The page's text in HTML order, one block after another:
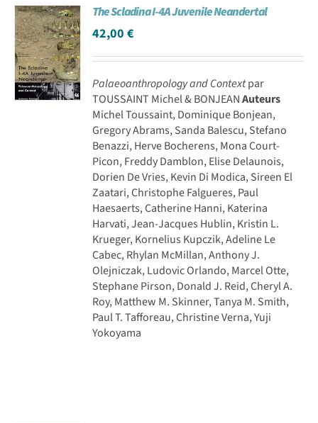
The Scladina I-4A Juvenile Neandertal
42,00€
Palaeoanthropology and Contextpar
TOUSSAINT Michel & BONJEANAuteurs
Michel Toussaint, Dominique Bonjean,
Gregory Abrams, Sanda Balescu, Stefano
Benazzi, Herve Bocherens, Mona Court-
Picon, Freddy Damblon, Elise Delaunois,
Dorien De Vries, Kevin Di Modica, Sireen El
Zaatari, Christophe Falgueres, Paul
Haesaerts, Catherine Hanni, Katerina
Harvati, Jean-Jacques Hublin, Kristin L.
Krueger, Kornelius Kupczik, Adeline Le
Cabec, Rhylan McMillan, Anthony J.
Olejniczak, Ludovic Orlando, Marcel Otte,
Stephane Pirson, Donald J. Reid, Cheryl A.
Roy, Matthew M. Skinner, Tanya M. Smith,
Paul T. Tafforeau, Christine Verna, Yuji
Yokoyama